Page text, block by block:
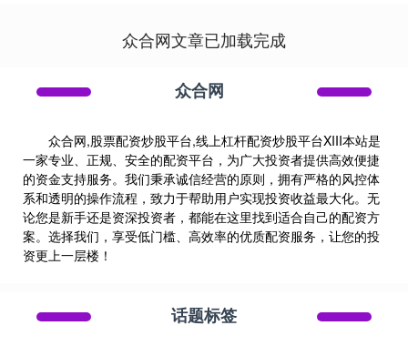
众合网文章已加载完成
众合网
众合网,股票配资炒股平台,线上杠杆配资炒股平台XIII‌本站是
一家专业、正规、安全的配资平台，为广大投资者提供高效便捷
的资金支持服务。我们秉承诚信经营的原则，拥有严格的风控体
系和透明的操作流程，致力于帮助用户实现投资收益最大化。无
论您是新手还是资深投资者，都能在这里找到适合自己的配资方
案。选择我们，享受低门槛、高效率的优质配资服务，让您的投
资更上一层楼！
话题标签